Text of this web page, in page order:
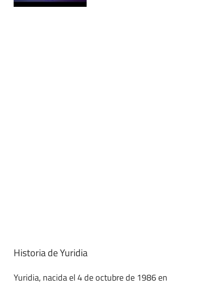
Historia de Yuridia
Yuridia, nacida el 4 de octubre de 1986 en